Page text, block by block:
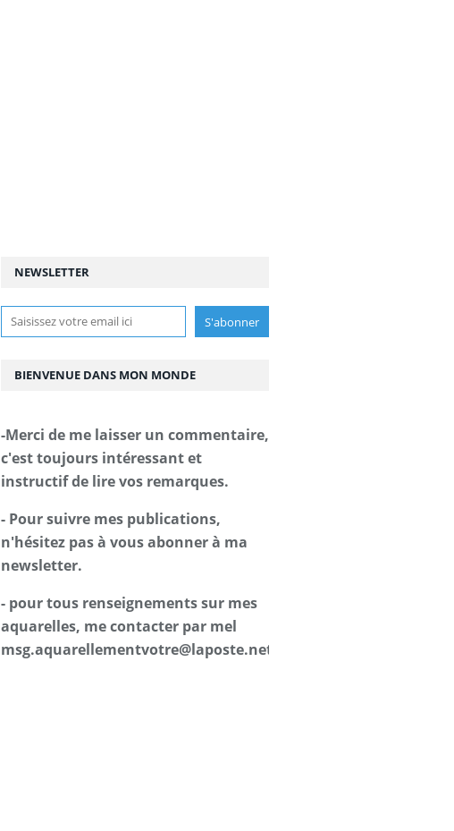
NEWSLETTER
BIENVENUE DANS MON MONDE
-Merci de me laisser un commentaire,
c'est toujours intéressant et
instructif de lire vos remarques.
- Pour suivre mes publications,
n'hésitez pas à vous abonner à ma
newsletter.
- pour tous renseignements sur mes
aquarelles, me contacter par mel
msg.aquarellementvotre@laposte.net